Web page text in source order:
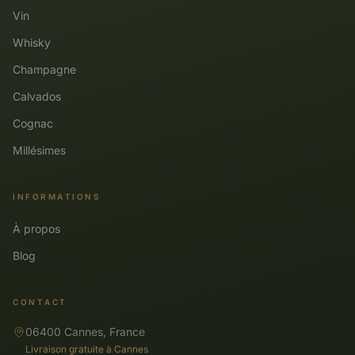
Vin
Whisky
Champagne
Calvados
Cognac
Millésimes
INFORMATIONS
À propos
Blog
CONTACT
06400 Cannes, France
Livraison gratuite à Cannes